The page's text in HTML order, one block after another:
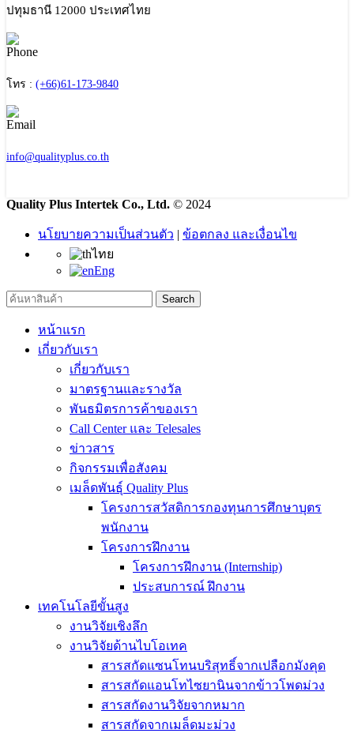
ปทุมธานี 12000 ประเทศไทย
โทร : (+66)61-173-9840
info@qualityplus.co.th
Quality Plus Intertek Co., Ltd. © 2024
นโยบายความเป็นส่วนตัว | ข้อตกลง และเงื่อนไข
ไทย
Eng
Search
หน้าแรก
เกี่ยวกับเรา
เกี่ยวกับเรา
มาตรฐานและรางวัล
พันธมิตรการค้าของเรา
Call Center และ Telesales
ข่าวสาร
กิจกรรมเพื่อสังคม
เมล็ดพันธุ์ Quality Plus
โครงการสวัสดิการกองทุนการศึกษาบุตร
พนักงาน
โครงการฝึกงาน
โครงการฝึกงาน (Internship)
ประสบการณ์ ฝึกงาน
เทคโนโลยีขั้นสูง
งานวิจัยเชิงลึก
งานวิจัยด้านไบโอเทค
สารสกัดแซนโทนบริสุทธิ์จากเปลือกมังคุด
สารสกัดแอนโทไซยานินจากข้าวโพดม่วง
สารสกัดงานวิจัยจากหมาก
สารสกัดจากเมล็ดมะม่วง